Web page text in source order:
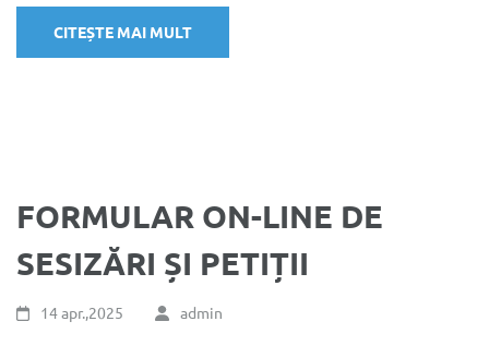
CITEȘTE MAI MULT
FORMULAR ON-LINE DE
SESIZĂRI ȘI PETIȚII
14 apr.,2025 admin